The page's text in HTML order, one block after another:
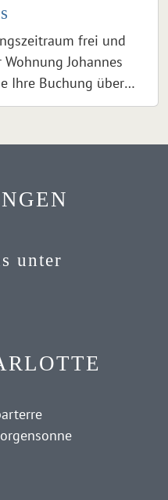
anfragen
wird Ihr
geprüft und bei
frei und
Johannes
Ihre Buchung über
einreichen" anfragen.
Buchung anfragen
geprüft und bei
unter